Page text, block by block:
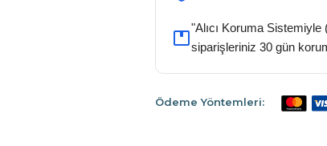
"Alıcı Koruma
siparişleriniz 30 gün
Ödeme Yöntemleri: